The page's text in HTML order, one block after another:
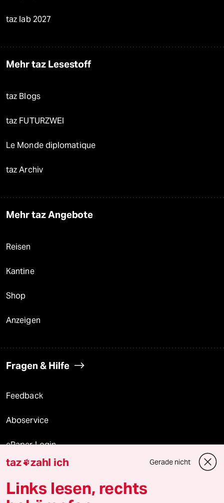
taz lab 2027
Mehr taz Lesestoff
taz Blogs
taz FUTURZWEI
Le Monde diplomatique
taz Archiv
Mehr taz Angebote
Reisen
Kantine
Shop
Anzeigen
Fragen & Hilfe
Feedback
Aboservice
ePaper Login
Downloads für Abonnierende
taz zahl ich Gerade nicht
Links lesen, rechts